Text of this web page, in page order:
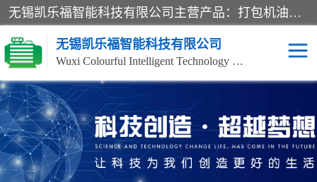
无锡凯乐福智能科技有限公司主营产品：打包机油泵、风冷式油冷却器、液压阀、液压泵、冷却器、过滤器及气动元器件。公司主导生产齿轮泵、齿轮马达、液压阀等产品。共计100多个系列、3000余种规格。覆盖了液压系统的动力元件、控制元件和执行元件，具备较强的成套供货、服务能力。
无锡凯乐福智能科技有限公司
Wuxi Colourful Intelligent Technology Co., Ltd
齿轮泵 机床冷却泵
风冷式油冷却器 叶片泵